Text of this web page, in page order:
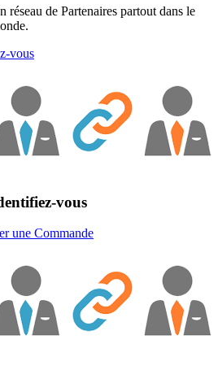
réseau de Partenaires partout dans le
vous
vous
une Commande